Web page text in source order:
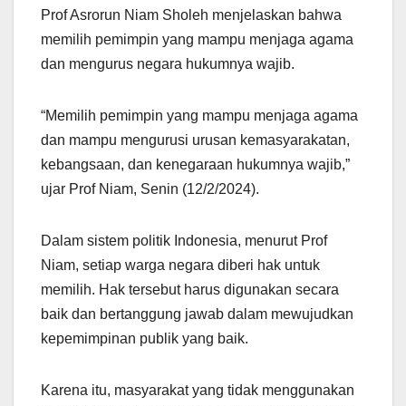
Prof Asrorun Niam Sholeh menjelaskan bahwa
memilih pemimpin yang mampu menjaga agama
dan mengurus negara hukumnya wajib.
“Memilih pemimpin yang mampu menjaga agama
dan mampu mengurusi urusan kemasyarakatan,
kebangsaan, dan kenegaraan hukumnya wajib,”
ujar Prof Niam, Senin (12/2/2024).
Dalam sistem politik Indonesia, menurut Prof
Niam, setiap warga negara diberi hak untuk
memilih. Hak tersebut harus digunakan secara
baik dan bertanggung jawab dalam mewujudkan
kepemimpinan publik yang baik.
Karena itu, masyarakat yang tidak menggunakan